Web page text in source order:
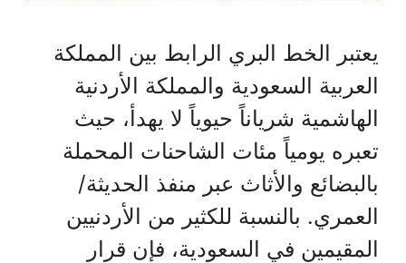
يعتبر الخط البري الرابط بين المملكة
العربية السعودية والمملكة الأردنية
الهاشمية شرياناً حيوياً لا يهدأ، حيث
تعبره يومياً مئات الشاحنات المحملة
بالبضائع والأثاث عبر منفذ الحديثة/
العمري. بالنسبة للكثير من الأردنيين
المقيمين في السعودية، فإن قرار